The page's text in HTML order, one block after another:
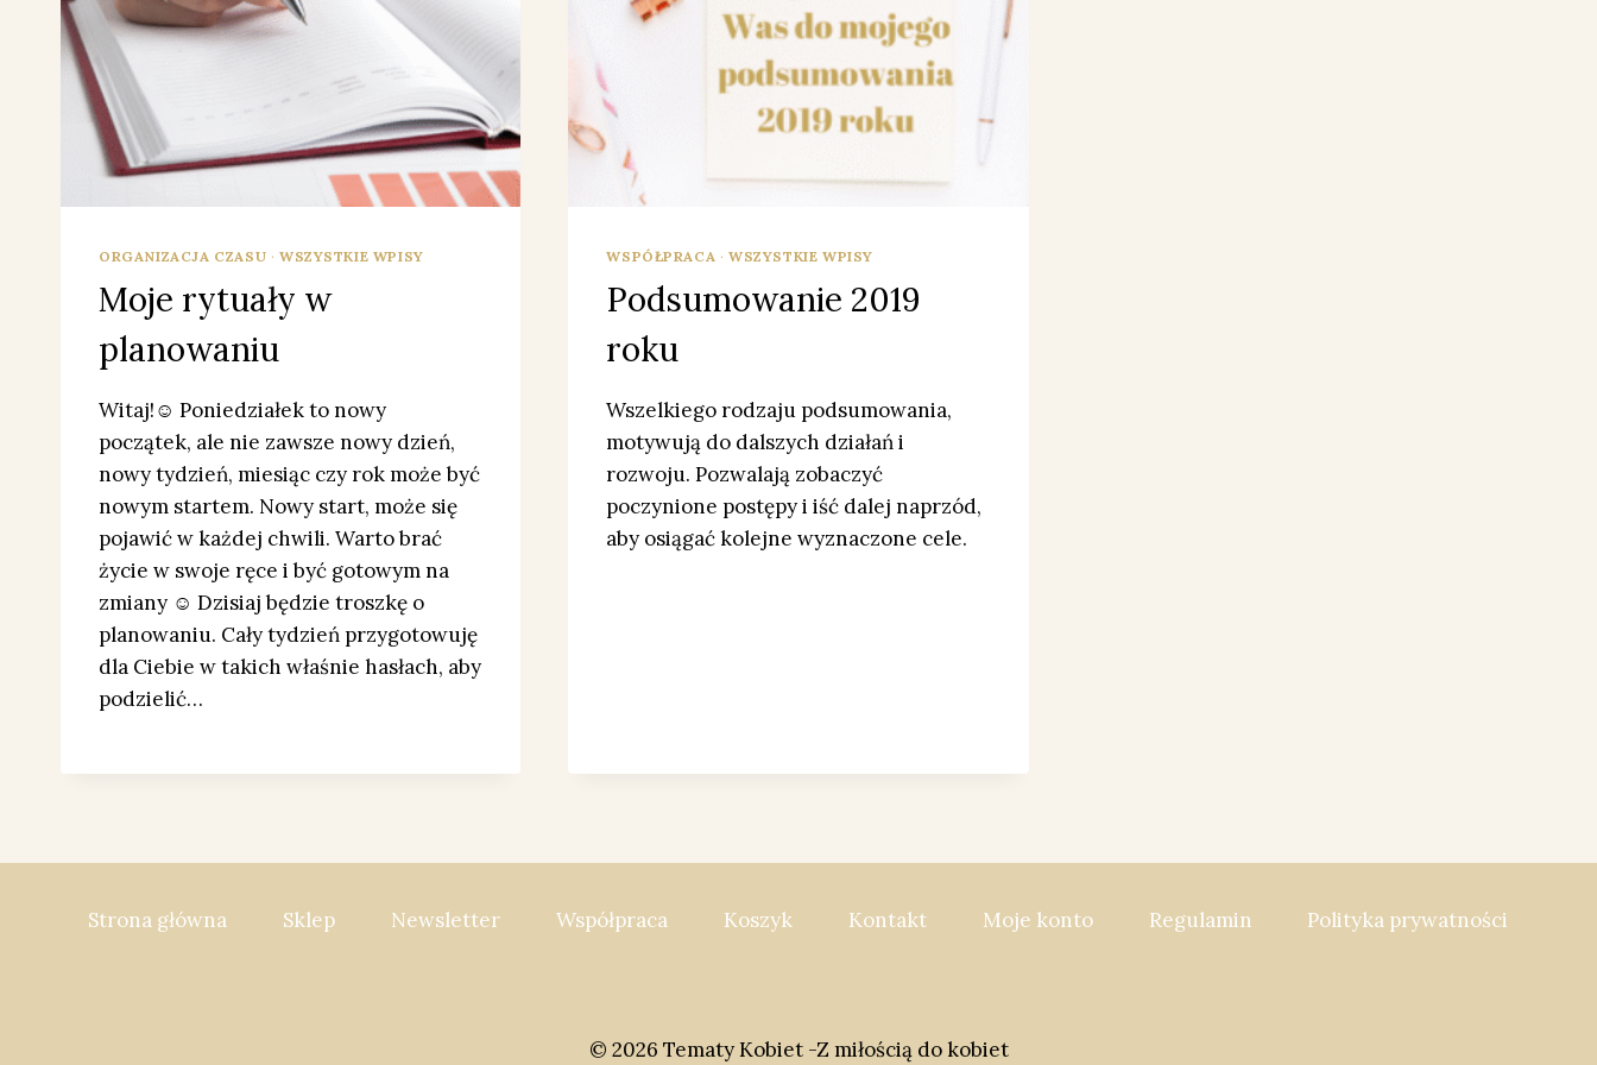
ORGANIZACJA CZASU · WSZYSTKIE WPISY
Moje rytuały w
planowaniu
Witaj!☺️ Poniedziałek to nowy
początek, ale nie zawsze nowy dzień,
nowy tydzień, miesiąc czy rok może być
nowym startem. Nowy start, może się
pojawić w każdej chwili. Warto brać
życie w swoje ręce i być gotowym na
zmiany ☺️ Dzisiaj będzie troszkę o
planowaniu. Cały tydzień przygotowuję
dla Ciebie w takich właśnie hasłach, aby
podzielić…
WSPÓŁPRACA ·WSZYSTKIE WPISY
Podsumowanie 2019
roku
Wszelkiego rodzaju podsumowania,
motywują do dalszych działań i
rozwoju. Pozwalają zobaczyć
poczynione postępy i iść dalej naprzód,
aby osiągać kolejne wyznaczone cele.
Strona główna Sklep Newsletter Współpraca Koszyk Kontakt Moje konto Regulamin Polityka prywatności
© 2026 Tematy Kobiet -Z miłością do kobiet